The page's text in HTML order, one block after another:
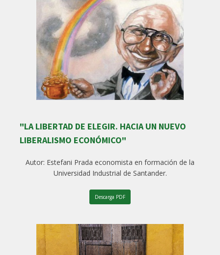
"LA LIBERTAD DE ELEGIR. HACIA UN NUEVO
LIBERALISMO ECONÓMICO"
Autor: Estefani Prada economista en formación de la
Universidad Industrial de Santander.
Descarga PDF